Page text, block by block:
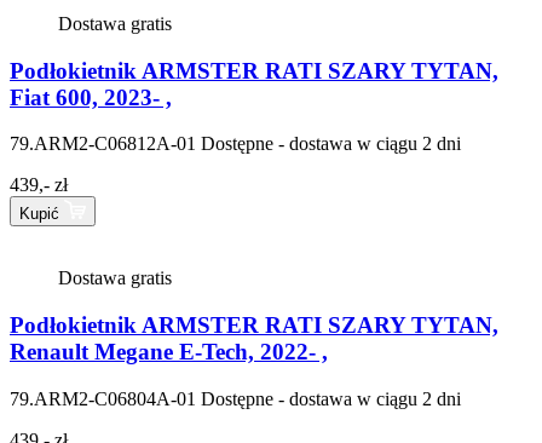
Dostawa gratis
Podłokietnik ARMSTER RATI SZARY TYTAN,
Fiat 600, 2023- ,
79.ARM2-C06812A-01 Dostępne - dostawa w ciągu 2 dni
439,- zł
Kupić
Dostawa gratis
Podłokietnik ARMSTER RATI SZARY TYTAN,
Renault Megane E-Tech, 2022- ,
79.ARM2-C06804A-01 Dostępne - dostawa w ciągu 2 dni